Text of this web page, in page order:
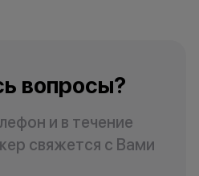
вопросы?
и в течение
свяжется с Вами